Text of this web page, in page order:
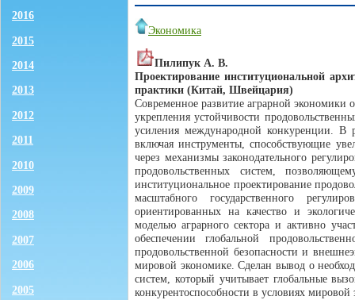
2016
2015
2014
2013
2012
2011
2010
2009
2008
2007
2006
2005
Экономика
Пилипук А. В.
Проектирование институциональной
практики (Китай, Швейцария)
Современное развитие аграрной экономики
укрепления устойчивости
усиления международной конкуренции. В
включая инструменты, способствующие
через механизмы законодательного
продовольственных систем,
институциональное проектирование
масштабного государственного
ориентированных на качество и
моделью аграрного сектора и активно
обеспечении глобальной
продовольственной безопасности и
мировой экономике. Сделан вывод о
систем, который учитывает глобальные
конкурентоспособности в условиях